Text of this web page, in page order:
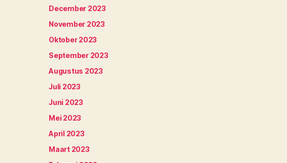
December 2023
November 2023
Oktober 2023
September 2023
Augustus 2023
Juli 2023
Juni 2023
Mei 2023
April 2023
Maart 2023